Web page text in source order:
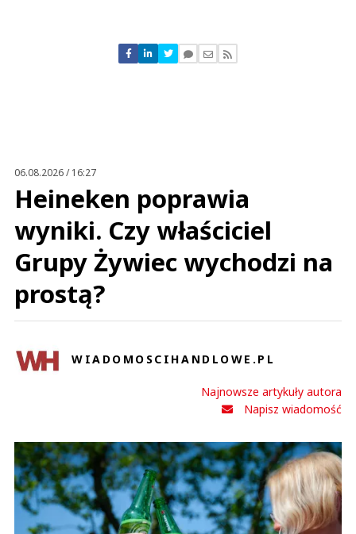
Nie znaleziono komentarzy
Zostaw swoje komentarze
06.08.2026 / 16:27
Heineken poprawia
wyniki. Czy właściciel
Grupy Żywiec wychodzi na
prostą?
WIADOMOSCIHANDLOWE.PL
Najnowsze artykuły autora
Napisz wiadomość